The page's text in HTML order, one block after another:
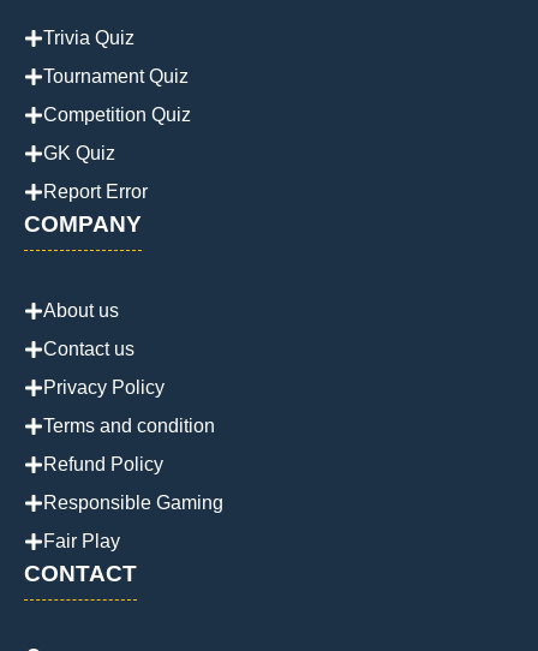
Trivia Quiz
Tournament Quiz
Competition Quiz
GK Quiz
Report Error
COMPANY
About us
Contact us
Privacy Policy
Terms and condition
Refund Policy
Responsible Gaming
Fair Play
CONTACT